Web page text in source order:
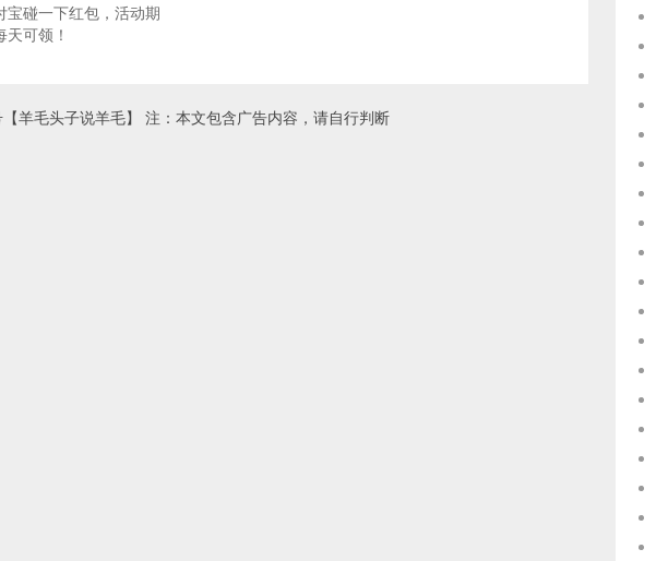
宝碰一下红包，活动期
天可领！
羊毛头子说羊毛】 注：本文包含广告内容，请自行判断